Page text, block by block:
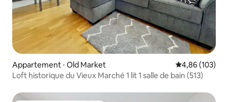
Appartement ⋅ Old Market Évaluation
4,86 (103)
Loft historique du Vieux Marché 1 lit 1 salle de bain (513)